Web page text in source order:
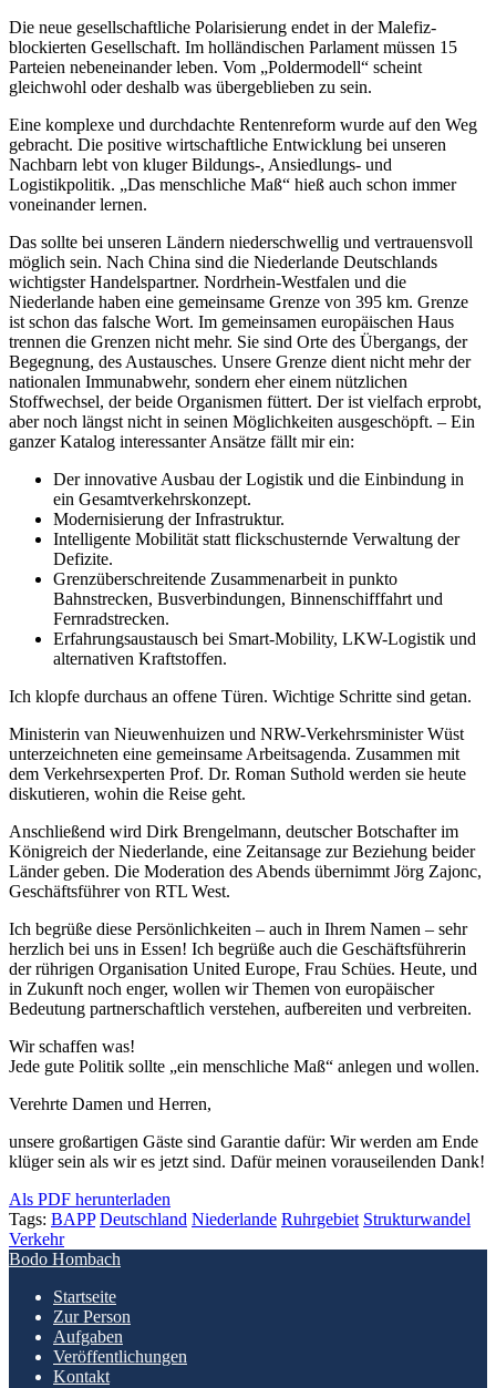
Die neue gesellschaftliche Polarisierung endet in der Malefiz-
blockierten Gesellschaft. Im holländischen Parlament müssen 15
Parteien nebeneinander leben. Vom „Poldermodell“ scheint
gleichwohl oder deshalb was übergeblieben zu sein.
Eine komplexe und durchdachte Rentenreform wurde auf den Weg
gebracht. Die positive wirtschaftliche Entwicklung bei unseren
Nachbarn lebt von kluger Bildungs-, Ansiedlungs- und
Logistikpolitik. „Das menschliche Maß“ hieß auch schon immer
voneinander lernen.
Das sollte bei unseren Ländern niederschwellig und vertrauensvoll
möglich sein. Nach China sind die Niederlande Deutschlands
wichtigster Handelspartner. Nordrhein-Westfalen und die
Niederlande haben eine gemeinsame Grenze von 395 km. Grenze
ist schon das falsche Wort. Im gemeinsamen europäischen Haus
trennen die Grenzen nicht mehr. Sie sind Orte des Übergangs, der
Begegnung, des Austausches. Unsere Grenze dient nicht mehr der
nationalen Immunabwehr, sondern eher einem nützlichen
Stoffwechsel, der beide Organismen füttert. Der ist vielfach erprobt,
aber noch längst nicht in seinen Möglichkeiten ausgeschöpft. – Ein
ganzer Katalog interessanter Ansätze fällt mir ein:
Der innovative Ausbau der Logistik und die Einbindung in
ein Gesamtverkehrskonzept.
Modernisierung der Infrastruktur.
Intelligente Mobilität statt flickschusternde Verwaltung der
Defizite.
Grenzüberschreitende Zusammenarbeit in punkto
Bahnstrecken, Busverbindungen, Binnenschifffahrt und
Fernradstrecken.
Erfahrungsaustausch bei Smart-Mobility, LKW-Logistik und
alternativen Kraftstoffen.
Ich klopfe durchaus an offene Türen. Wichtige Schritte sind getan.
Ministerin van Nieuwenhuizen und NRW-Verkehrsminister Wüst
unterzeichneten eine gemeinsame Arbeitsagenda. Zusammen mit
dem Verkehrsexperten Prof. Dr. Roman Suthold werden sie heute
diskutieren, wohin die Reise geht.
Anschließend wird Dirk Brengelmann, deutscher Botschafter im
Königreich der Niederlande, eine Zeitansage zur Beziehung beider
Länder geben. Die Moderation des Abends übernimmt Jörg Zajonc,
Geschäftsführer von RTL West.
Ich begrüße diese Persönlichkeiten – auch in Ihrem Namen – sehr
herzlich bei uns in Essen! Ich begrüße auch die Geschäftsführerin
der rührigen Organisation United Europe, Frau Schües. Heute, und
in Zukunft noch enger, wollen wir Themen von europäischer
Bedeutung partnerschaftlich verstehen, aufbereiten und verbreiten.
Wir schaffen was!
Jede gute Politik sollte „ein menschliche Maß“ anlegen und wollen.
Verehrte Damen und Herren,
unsere großartigen Gäste sind Garantie dafür: Wir werden am Ende
klüger sein als wir es jetzt sind. Dafür meinen vorauseilenden Dank!
Als PDF herunterladen
Tags: BAPP Deutschland Niederlande Ruhrgebiet Strukturwandel
Verkehr
Bodo Hombach
Startseite
Zur Person
Aufgaben
Veröffentlichungen
Kontakt